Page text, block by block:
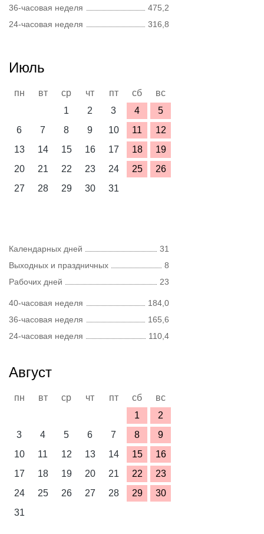
36-часовая неделя
475,2
24-часовая неделя
316,8
Июль
пн вт ср чт пт сб
вс
1
2 3 4
5
6
7 8 9 10 11
12
13
14 15 16 17 18
19
20
21 22 23 24 25
26
27
28 29 30 31
Календарных дней
31
Выходных и праздничных
8
Рабочих дней
23
40-часовая неделя
184,0
36-часовая неделя
165,6
24-часовая неделя
110,4
Август
пн вт ср чт пт сб
вс
1
2
3
4 5 6 7 8
9
10
11 12 13 14 15
16
17
18 19 20 21 22
23
24
25 26 27 28 29
30
31